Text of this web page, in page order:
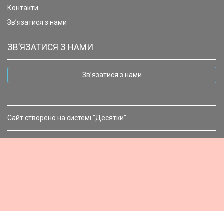
Контакти
Зв’язатися з нами
ЗВ’ЯЗАТИСЯ З НАМИ
Зв’язатися з нами
Сайт створено на системі "Десятки"